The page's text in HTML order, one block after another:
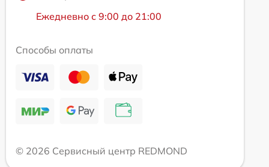
Ежедневно с 9:00 до 21:00
Способы оплаты
© 2026 Сервисный центр REDMOND